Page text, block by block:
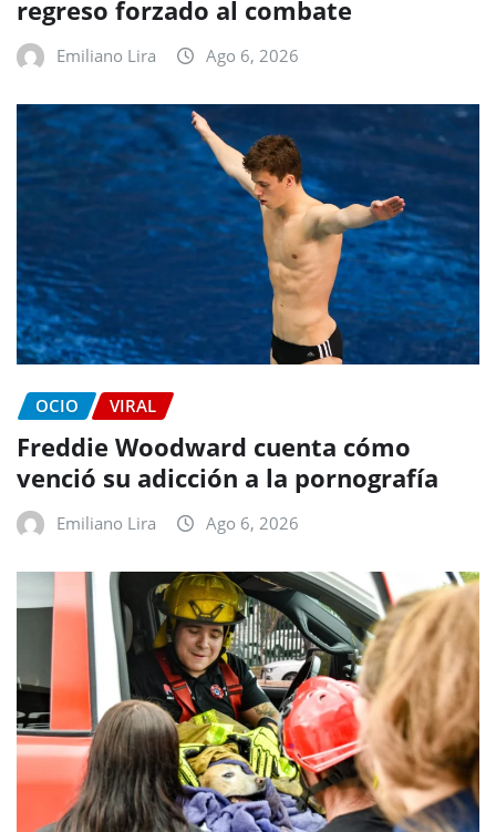
regreso forzado al combate
Emiliano Lira Ago 6, 2026
OCIO VIRAL
Freddie Woodward cuenta cómo
venció su adicción a la pornografía
Emiliano Lira Ago 6, 2026